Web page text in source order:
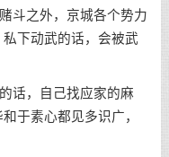
斗之外，京城各个势力
下动武的话，会被武
话，自己找应家的麻
于素心都见多识广，